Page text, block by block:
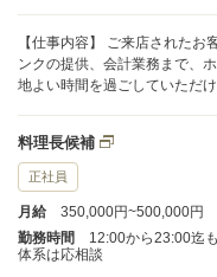
【仕事内容】 ご来店されたお客様のご案内からオーダーの受付、料理やドリ
ンクの提供、会計業務まで、
地よい時間を過ごしていただ
引き出しながら、より良いお
料理長候補
正社員
月給
350,000円~500,000円
勤務時間
12:00から23:00迄
体系は応相談